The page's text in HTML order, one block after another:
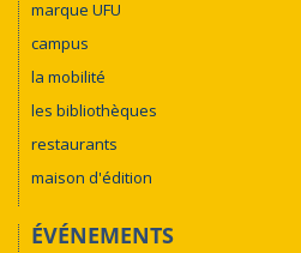
marque UFU
campus
la mobilité
les bibliothèques
restaurants
maison d'édition
ÉVÉNEMENTS